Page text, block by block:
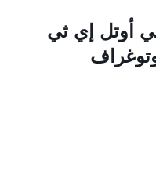
أوتل إي ثي